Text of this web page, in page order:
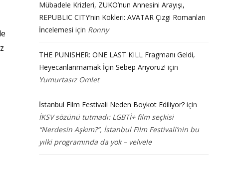
Mübadele Krizleri, ZUKO’nun Annesini Arayışı,
REPUBLIC CITY’nin Kökleri: AVATAR Çizgi Romanları
İncelemesi için Ronny
THE PUNISHER: ONE LAST KILL Fragmanı Geldi,
Heyecanlanmamak İçin Sebep Arıyoruz! için
Yumurtasız Omlet
İstanbul Film Festivali Neden Boykot Ediliyor? için
İKSV sözünü tutmadı: LGBTİ+ film seçkisi
“Nerdesin Aşkım?”, İstanbul Film Festivali’nin bu
yılki programında da yok – velvele